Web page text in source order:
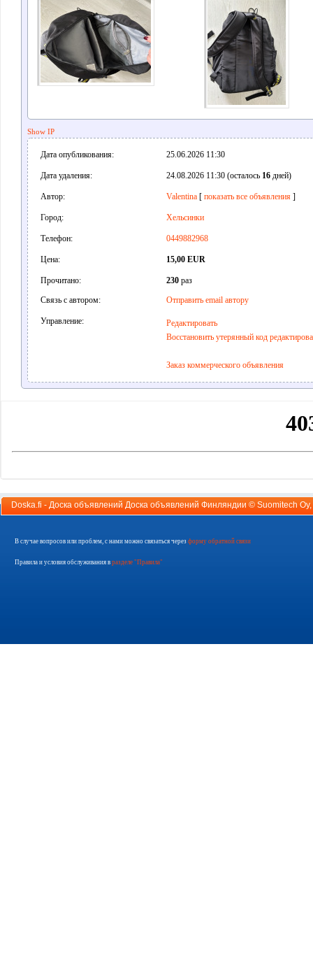
Show IP
Дата опубликования: 25.06.2026 11:30
Дата удаления: 24.08.2026 11:30 (осталось 16дней)
Автор: Valentina[ показать все объявления]
Город: Хельсинки
Телефон: 0449882968
Цена: 15,00 EUR
Прочитано: 230раз
Связь с автором:
Отправить email автору
Управление:
Редактировать
Восстановить утерянный код
Заказ коммерческого объявления
Doska.fi - Доска объявлений Доска объявлений Финляндии © Suomitech Oy
В случае вопросов или проблем, с нами можно связаться через форму обратной связи
Правила и условия обслуживания в разделе "Правила"